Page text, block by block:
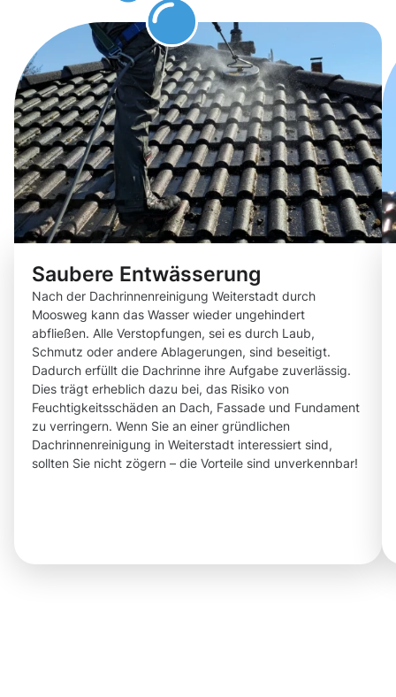
Saubere Entwässerung
Nach der Dachrinnenreinigung Weiterstadt durch
Moosweg kann das Wasser wieder ungehindert
abfließen. Alle Verstopfungen, sei es durch Laub,
Schmutz oder andere Ablagerungen, sind beseitigt.
Dadurch erfüllt die Dachrinne ihre Aufgabe zuverlässig.
Dies trägt erheblich dazu bei, das Risiko von
Feuchtigkeitsschäden an Dach, Fassade und Fundament
zu verringern. Wenn Sie an einer gründlichen
Dachrinnenreinigung in Weiterstadt interessiert sind,
sollten Sie nicht zögern – die Vorteile sind unverkennbar!